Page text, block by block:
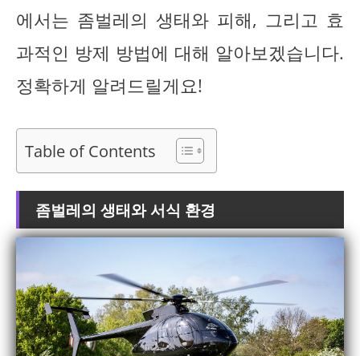
에서는 좀벌레의 생태와 피해, 그리고 효
과적인 방제 방법에 대해 알아보겠습니다.
정확하게 알려드릴게요!
Table of Contents
좀벌레의 생태와 서식 환경